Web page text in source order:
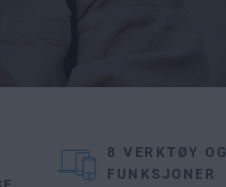
8 VERKTØY OG
FUNKSJONER